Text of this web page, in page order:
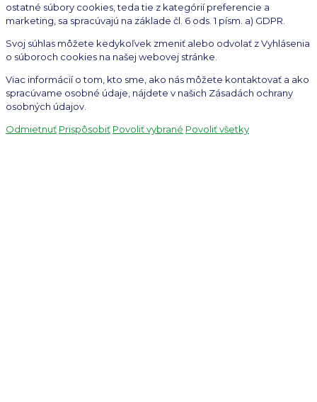
ostatné súbory cookies, teda tie z kategórií preferencie a
marketing, sa spracúvajú na základe čl. 6 ods. 1 písm. a) GDPR.
Svoj súhlas môžete kedykoľvek zmeniť alebo odvolať z Vyhlásenia
o súboroch cookies na našej webovej stránke.
Viac informácií o tom, kto sme, ako nás môžete kontaktovať a ako
spracúvame osobné údaje, nájdete v našich Zásadách ochrany
osobných údajov.
Odmietnuť Prispôsobiť Povoliť vybrané Povoliť všetky